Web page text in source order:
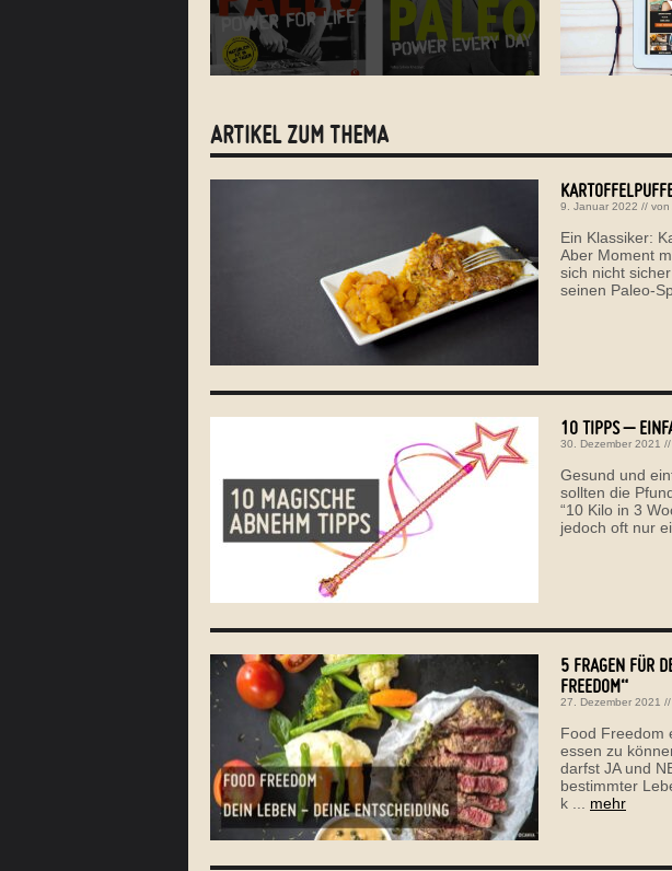
ARTIKEL ZUM THEMA
9. Januar 2022 // von
Ein Klassiker:
Aber Moment
sich nicht
seinen Paleo-
10 TIPPS –
30. Dezember 2021
Gesund und
sollten die
“10 Kilo in 3
jedoch oft nur
5 FRAGEN FÜR
FREEDOM“
27. Dezember 2021
Food Freedom
essen zu
darfst JA und
bestimmter
k ... mehr